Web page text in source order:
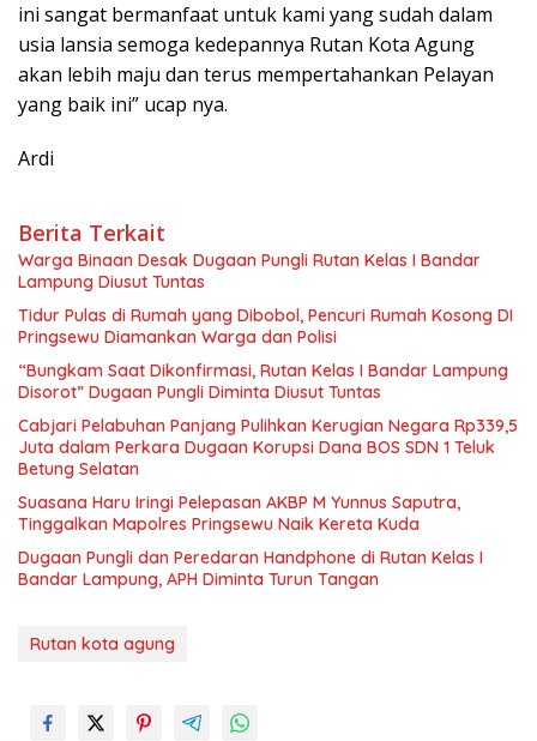
ini sangat bermanfaat untuk kami yang sudah dalam
usia lansia semoga kedepannya Rutan Kota Agung
akan lebih maju dan terus mempertahankan Pelayan
yang baik ini” ucap nya.
Ardi
Berita Terkait
Warga Binaan Desak Dugaan Pungli Rutan Kelas I Bandar
Lampung Diusut Tuntas
Tidur Pulas di Rumah yang Dibobol, Pencuri Rumah Kosong DI
Pringsewu Diamankan Warga dan Polisi
“Bungkam Saat Dikonfirmasi, Rutan Kelas I Bandar Lampung
Disorot” Dugaan Pungli Diminta Diusut Tuntas
Cabjari Pelabuhan Panjang Pulihkan Kerugian Negara Rp339,5
Juta dalam Perkara Dugaan Korupsi Dana BOS SDN 1 Teluk
Betung Selatan
Suasana Haru Iringi Pelepasan AKBP M Yunnus Saputra,
Tinggalkan Mapolres Pringsewu Naik Kereta Kuda
Dugaan Pungli dan Peredaran Handphone di Rutan Kelas I
Bandar Lampung, APH Diminta Turun Tangan
Rutan kota agung